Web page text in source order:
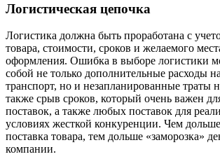
Логистическая цепочка
Логистика должна быть проработана с
товара, стоимости, сроков и желаемого
оформления. Ошибка в выборе логистики
собой не только дополнительные расходы
транспорт, но и незапланированные траты
также срыв сроков, который очень важен
поставок, а также любых поставок для
условиях жесткой конкуренции. Чем
поставка товара, тем дольше «заморозка»
компании.